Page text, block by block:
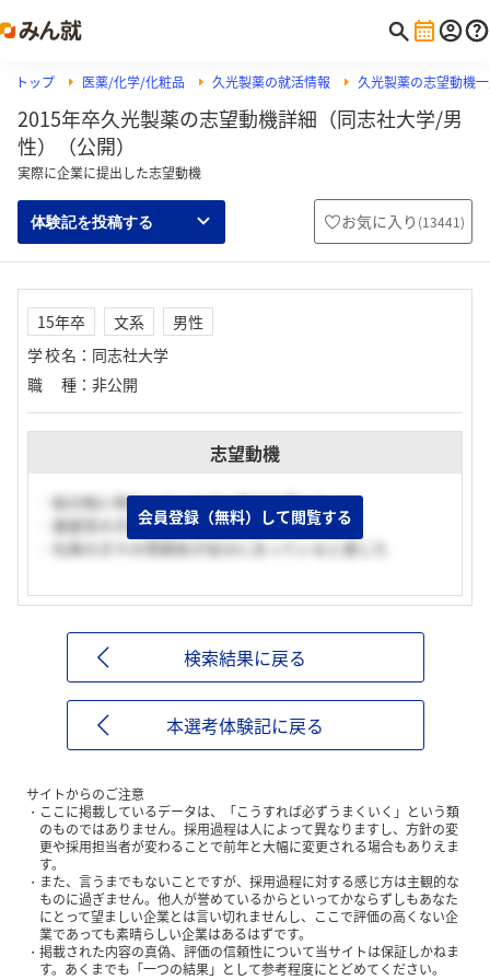
トップ 医薬/化学/化粧品 久光製薬の就活情報 久光製薬の志望動機
2015年卒久光製薬の志望動機詳細（同志社大学/男
性）（公開）
実際に企業に提出した志望動機
体験記を投稿する お気に入り (13441)
15年卒 文系
男性
学校名 ： 同志社大学
職種 ： 非公開
志望動機
・貼付剤に特化している点に魅力を感じた。
・面接官の方の対応がよかった。
・社員の方々の雰囲気が自分に合っていると感じた
会員登録（無料）して閲覧する
検索結果に戻る
本選考体験記に戻る
サイトからのご注意
ここに掲載しているデータは、「こうすれば必ずうまくいく」という類
のものではありません。採用過程は人によって異なりますし、方針の変
更や採用担当者が変わることで前年と大幅に変更される場合もありえま
す。
また、言うまでもないことですが、採用過程に対する感じ方は主観的な
ものに過ぎません。他人が誉めているからといってかならずしもあなた
にとって望ましい企業とは言い切れませんし、ここで評価の高くない企
業であっても素晴らしい企業はあるはずです。
掲載された内容の真偽、評価の信頼性について当サイトは保証しかねま
す。あくまでも「一つの結果」として参考程度にとどめてください。